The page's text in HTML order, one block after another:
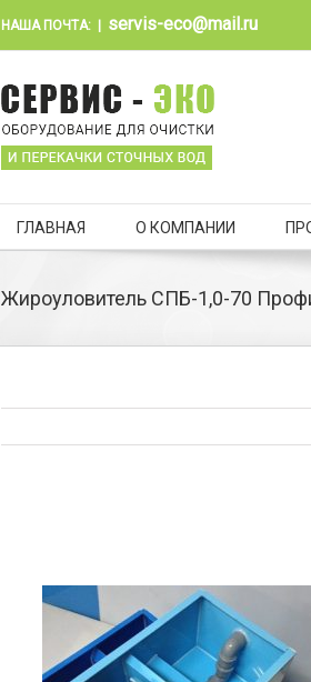
НАША ПОЧТА: servis-eco@mail.ru
ГЛАВНАЯ О КОМПАНИИ
Жироуловитель СПБ-1,0-70